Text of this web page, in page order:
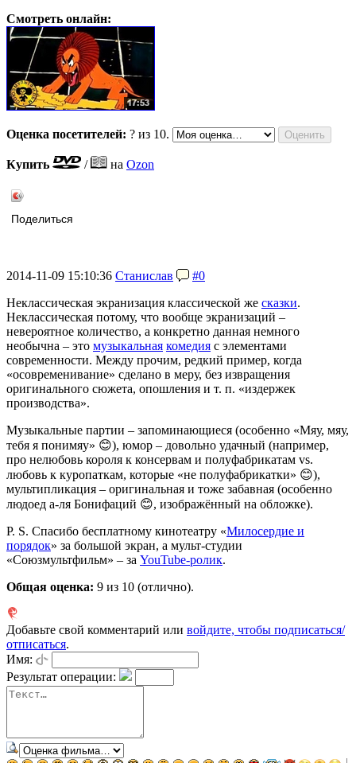
Смотреть онлайн:
Оценка посетителей: ? из 10.
Купить / на Ozon
Поделиться
2014-11-09 15:10:36 Станислав
#0
Неклассическая экранизация классической же сказки.
Неклассическая потому, что вообще экранизаций –
невероятное количество, а конкретно данная немного
необычна – это музыкальная комедия с элементами
современности. Между прочим, редкий пример, когда
«осовременивание» сделано в меру, без извращения
оригинального сюжета, опошления и т. п. «издержек
производства».
Музыкальные партии – запоминающиеся (особенно «Мяу, мяу,
тебя я понимяу» 😊), юмор – довольно удачный (например,
про нелюбовь короля к консервам и полуфабрикатам vs.
любовь к куропаткам, которые «не полуфабрикатки» 😊),
мультипликация – оригинальная и тоже забавная (особенно
людоед а-ля Бонифаций 😊, изображённый на обложке).
P. S. Спасибо бесплатному кинотеатру «Милосердие и
порядок» за большой экран, а мульт-студии
«Союзмультфильм» – за YouTube-ролик.
Общая оценка: 9 из 10 (отлично).
Добавьте свой комментарий или войдите, чтобы подписаться/
отписаться.
Имя:
Результат операции: